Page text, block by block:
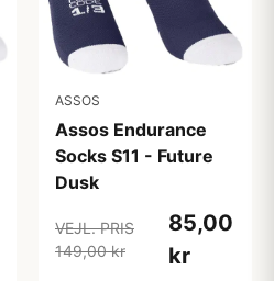
ASSOS
Assos Endurance
Socks S11 - Future
Dusk
VEJL. PRIS
149,00 kr
85,00
kr